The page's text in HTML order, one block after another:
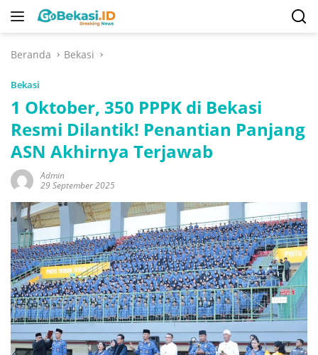
Langsung
Beranda
Bekasi
Bekasi
1 Oktober, 350 PPPK di Bekasi
Resmi Dilantik! Penantian Panjang
ASN Akhirnya Terjawab
Admin
29 September 2025